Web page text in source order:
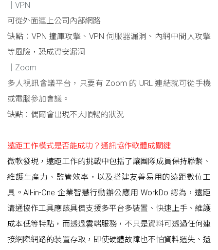
｜VPN
可從外面連上公司內部網路
缺點：VPN 撞庫攻擊、VPN 伺服器漏洞、內網中間人攻擊
等風險，恐成資安漏洞
｜Zoom
多人視訊會議平台，只要有 Zoom 的 URL 連結就可從手機
或電腦參加會議。
缺點：偶爾會出現不大順暢的狀況
遠距工作模式是否能成功？通訊協作軟體成關鍵
微軟發現，遠距工作的挑戰中包括了讓團隊成員保持聯繫、
維護生產力、監管效率，以及搭建友善易用的遠距數位工
具。All-in-One 企業智慧行動辦公應用 WorkDo 認為，遠距
溝通協作工具應該具備支援多平台多裝置、快速上手、維護
成本低等特點，而透過雲端服務，不只是資料可透過任何連
接網際網路的裝置存取，即使硬體故障也不怕資料遺失、還